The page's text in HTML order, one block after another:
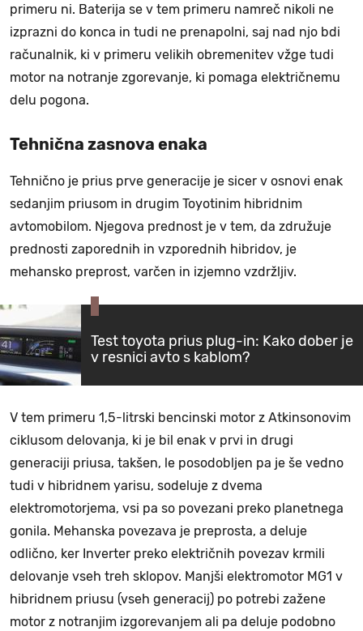
primeru ni. Baterija se v tem primeru namreč nikoli ne
izprazni do konca in tudi ne prenapolni, saj nad njo bdi
računalnik, ki v primeru velikih obremenitev vžge tudi
motor na notranje zgorevanje, ki pomaga električnemu
delu pogona.
Tehnična zasnova enaka
Tehnično je prius prve generacije je sicer v osnovi enak
sedanjim priusom in drugim Toyotinim hibridnim
avtomobilom. Njegova prednost je v tem, da združuje
prednosti zaporednih in vzporednih hibridov, je
mehansko preprost, varčen in izjemno vzdržljiv.
Test toyota prius plug-in: Kako dober je
v resnici avto s kablom?
V tem primeru 1,5-litrski bencinski motor z Atkinsonovim
ciklusom delovanja, ki je bil enak v prvi in drugi
generaciji priusa, takšen, le posodobljen pa je še vedno
tudi v hibridnem yarisu, sodeluje z dvema
elektromotorjema, vsi pa so povezani preko planetnega
gonila. Mehanska povezava je preprosta, a deluje
odlično, ker Inverter preko električnih povezav krmili
delovanje vseh treh sklopov. Manjši elektromotor MG1 v
hibridnem priusu (vseh generacij) po potrebi zažene
motor z notranjim izgorevanjem ali pa deluje podobno